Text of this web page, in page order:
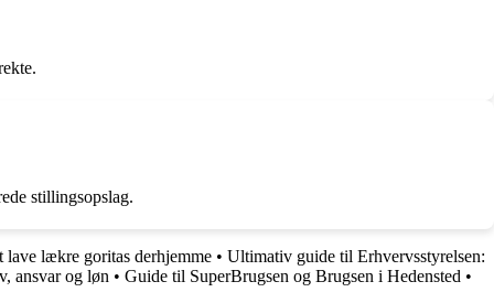
stillingsopslag.
lave lækre goritas derhjemme • Ultimativ guide til Erhvervsstyrelsen:
ansvar og løn • Guide til SuperBrugsen og Brugsen i Hedensted •